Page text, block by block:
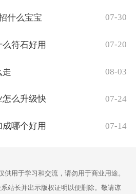
什么宝宝 07-30
符石好用 07-20
走 08-03
怎么升级快 07-24
哪个好用 07-14
用于学习和交流，请勿用于商业用途。
站长并出示版权证明以便删除。敬请谅